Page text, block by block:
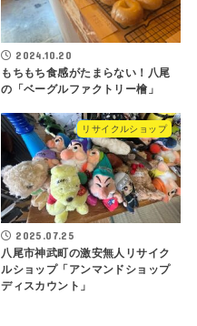
2024.10.20
もちもち食感がたまらない！八尾
の「ベーグルファクトリー檜」
リサイクルショップ
2025.07.25
八尾市神武町の激安無人リサイク
ルショップ「アンマンドショップ
ディスカウント」